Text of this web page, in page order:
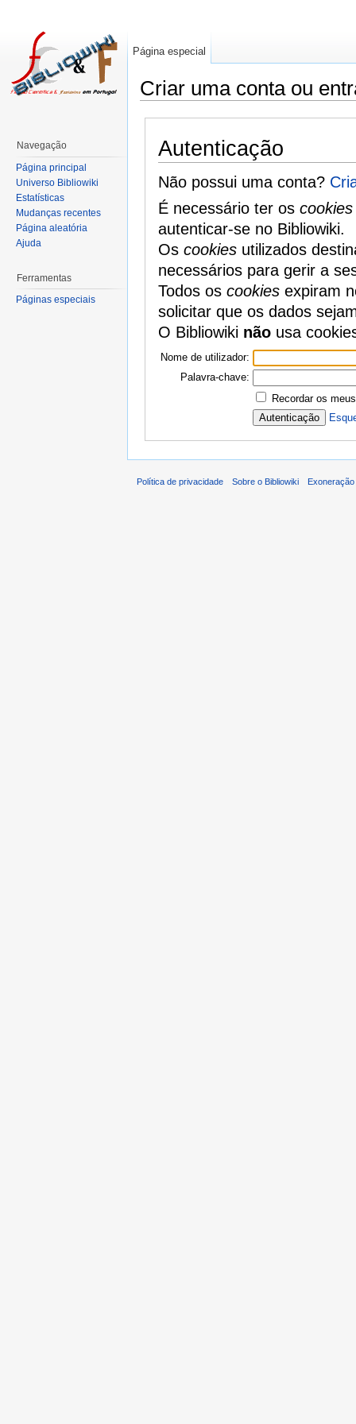
Criar uma conta ou
Autenticação
Não possui uma conta?
É necessário ter os cookies
autenticar-se no Bibliowiki.
Os cookiesutilizados
necessários para gerir a
Todos os cookiesexpiram
solicitar que os dados
O Bibliowiki nãousa
Nome de utilizador:
Palavra-chave:
Recordar os
Página especial
Navegação
Página principal
Universo Bibliowiki
Estatísticas
Mudanças recentes
Página aleatória
Ajuda
Ferramentas
Páginas especiais
Política de privacidade Sobre o Bibliowiki